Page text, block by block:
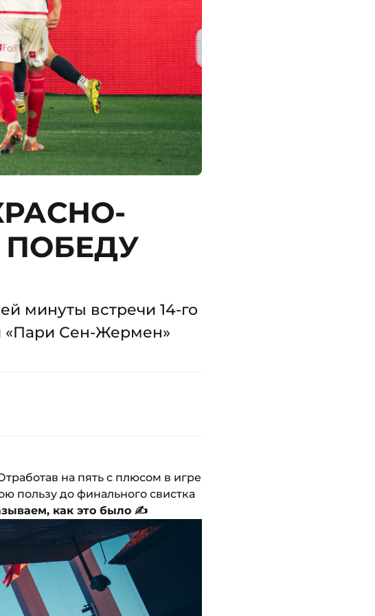
минуты встречи 14-го
«Пари Сен-Жермен»
на пять с плюсом в игре
пользу до финального свистка
как это было ✍️